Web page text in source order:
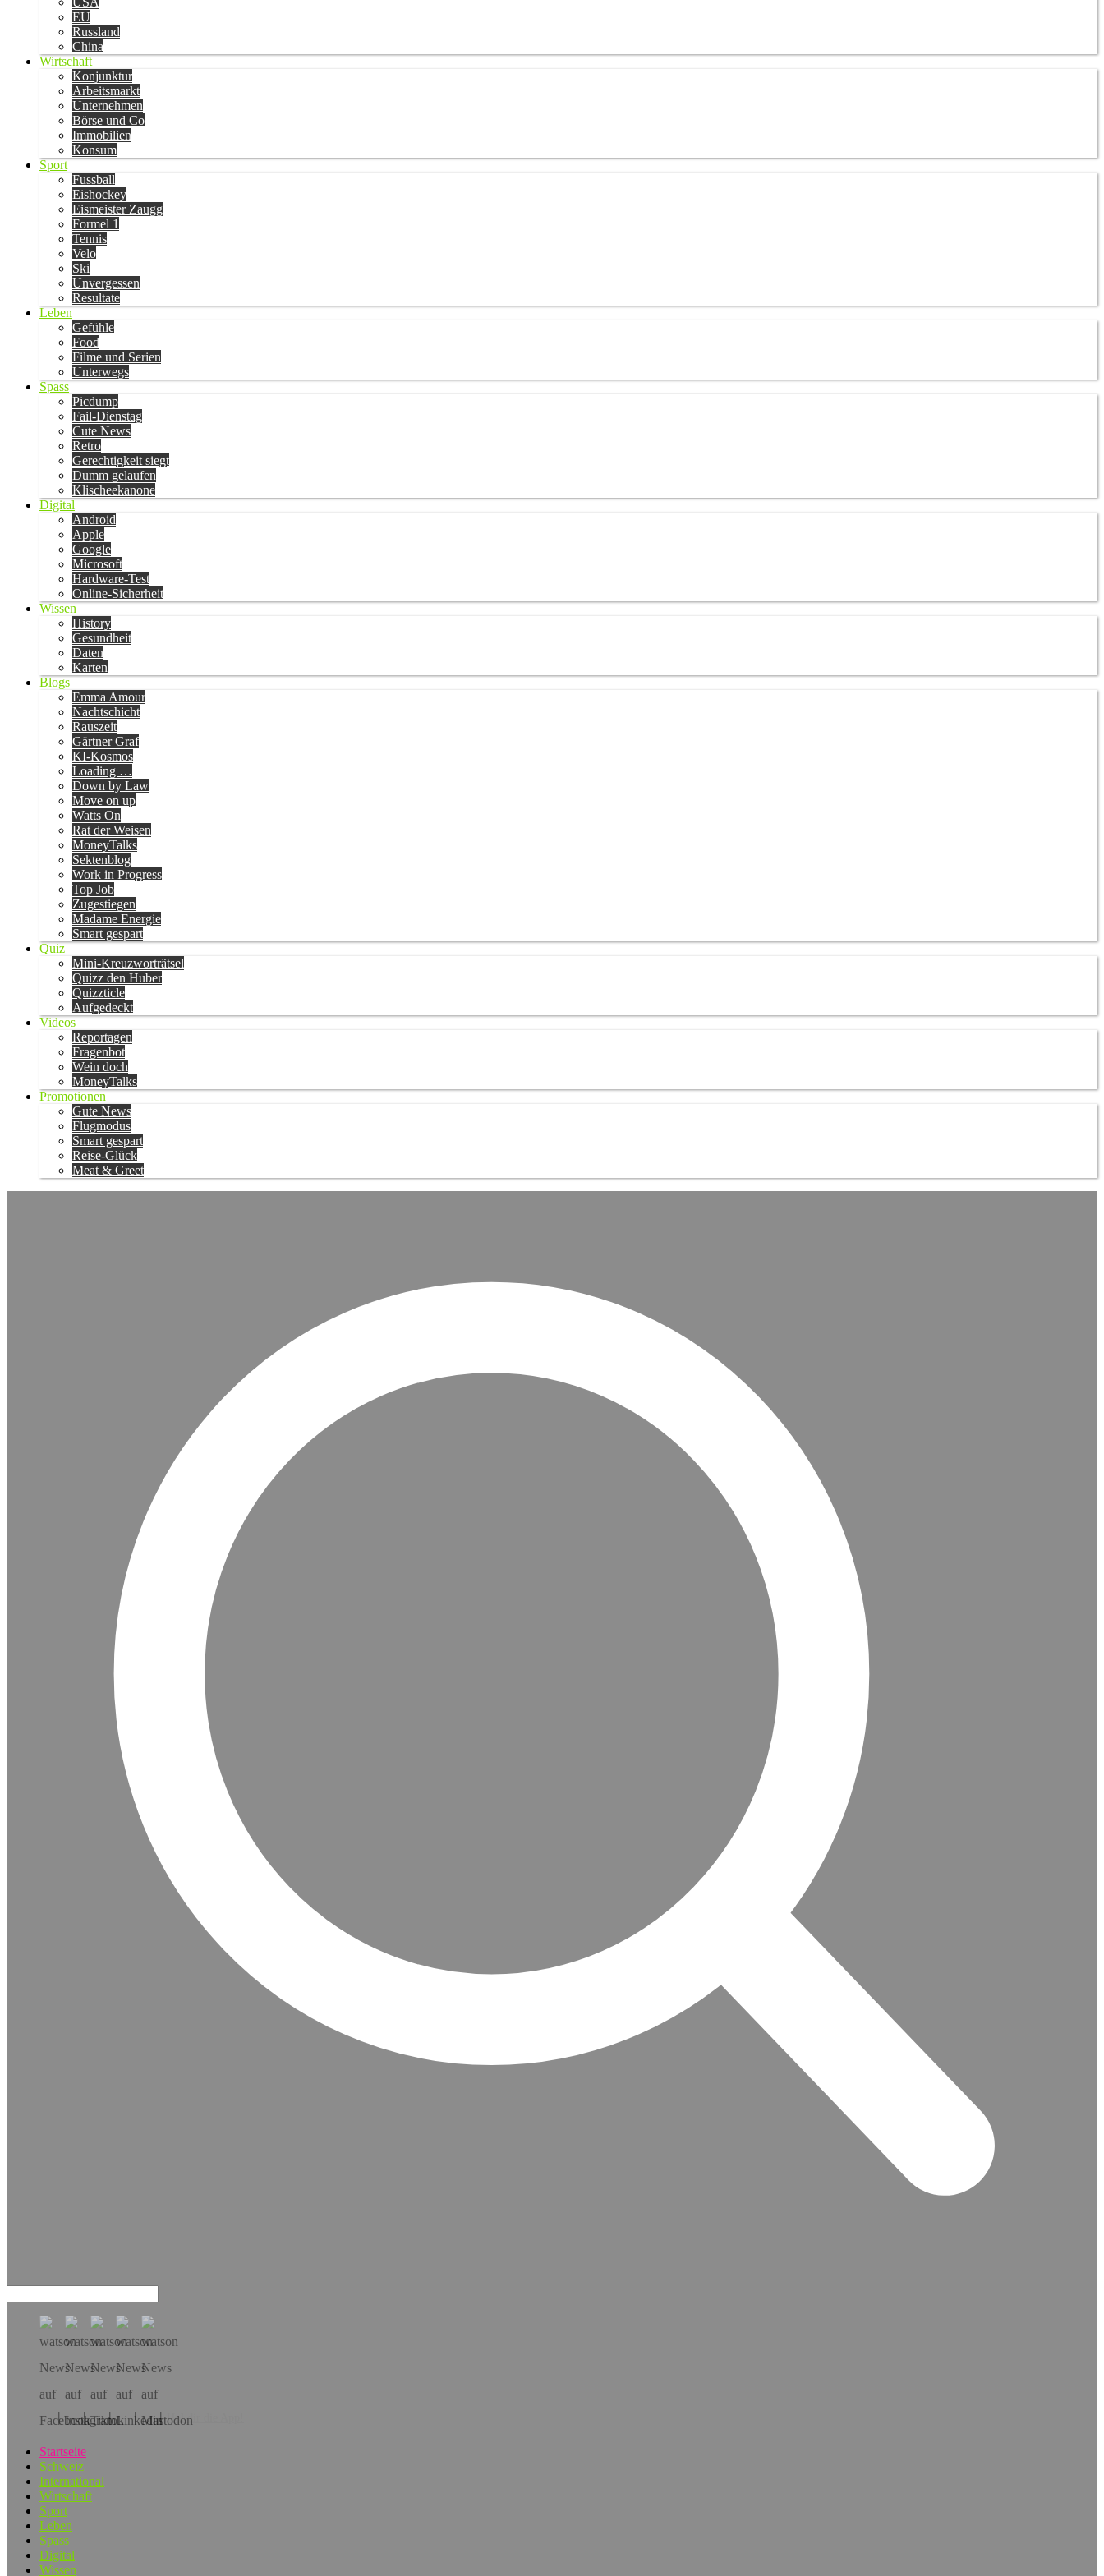
EU
Russland
China
Wirtschaft
Konjunktur
Arbeitsmarkt
Unternehmen
Börse und Co
Immobilien
Konsum
Sport
Fussball
Eishockey
Eismeister Zaugg
Formel 1
Tennis
Velo
Ski
Unvergessen
Resultate
Leben
Gefühle
Food
Filme und Serien
Unterwegs
Spass
Picdump
Fail-Dienstag
Cute News
Retro
Gerechtigkeit siegt
Dumm gelaufen
Klischeekanone
Digital
Android
Apple
Google
Microsoft
Hardware-Test
Online-Sicherheit
Wissen
History
Gesundheit
Daten
Karten
Blogs
Emma Amour
Nachtschicht
Rauszeit
Gärtner Graf
KI-Kosmos
Loading …
Down by Law
Move on up
Watts On
Rat der Weisen
MoneyTalks
Sektenblog
Work in Progress
Top Job
Zugestiegen
Madame Energie
Smart gespart
Quiz
Mini-Kreuzworträtsel
Quizz den Huber
Quizzticle
Aufgedeckt
Videos
Reportagen
Fragenbot
Wein doch
MoneyTalks
Promotionen
Gute News
Flugmodus
Smart gespart
Reise-Glück
Meat & Greet
Hol dir die App!
Startseite
Schweiz
International
Wirtschaft
Sport
Leben
Spass
Digital
Wissen